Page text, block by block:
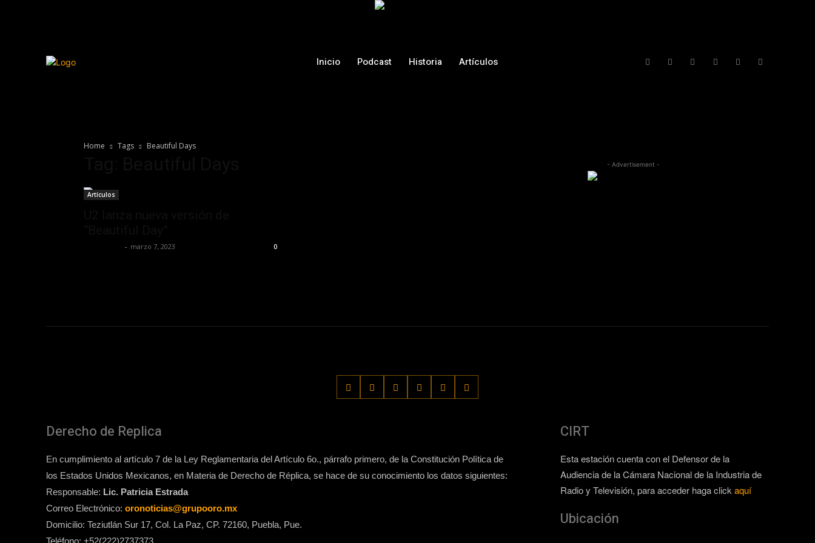
Inicio Podcast Historia Artículos
Home Tags Beautiful Days
Artículos
- marzo 7, 2023 0
- Advertisement -
Derecho de Replica
En cumplimiento al artículo 7 de la Ley Reglamentaria del Artículo 6o., párrafo primero, de la Constitución Política de
los Estados Unidos Mexicanos, en Materia de Derecho de Réplica, se hace de su conocimiento los datos siguientes:
Responsable: Lic. Patricia Estrada
Correo Electrónico: oronoticias@grupooro.mx
Domicilio: Teziutlán Sur 17, Col. La Paz, CP. 72160, Puebla, Pue.
Teléfono: +52(222)2737373
CIRT
Esta estación cuenta con el Defensor de la
Audiencia de la Cámara Nacional de la Industria de
Radio y Televisión, para acceder haga click aquí
Ubicación